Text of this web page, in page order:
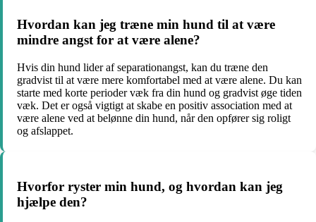
Hvordan kan jeg træne min hund til at være
mindre angst for at være alene?
Hvis din hund lider af separationangst, kan du træne den
gradvist til at være mere komfortabel med at være alene. Du kan
starte med korte perioder væk fra din hund og gradvist øge tiden
væk. Det er også vigtigt at skabe en positiv association med at
være alene ved at belønne din hund, når den opfører sig roligt
og afslappet.
Hvorfor ryster min hund, og hvordan kan jeg
hjælpe den?